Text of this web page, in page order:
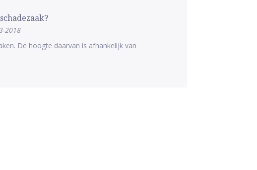
2018
De hoogte daarvan is afhankelijk van